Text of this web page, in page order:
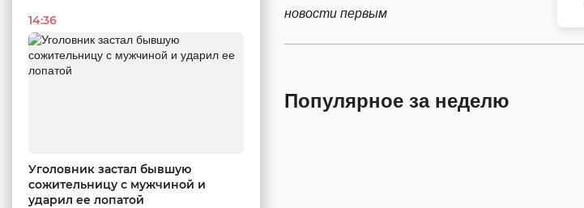
14:36
Уголовник застал бывшую
сожительницу с мужчиной и
ударил ее лопатой
новости первым
Популярное за неделю